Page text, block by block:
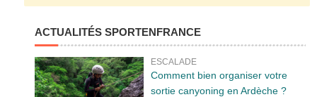
ACTUALITÉS SPORTENFRANCE
ESCALADE
Comment bien organiser votre
sortie canyoning en Ardèche ?